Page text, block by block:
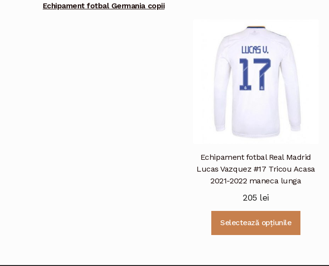
Echipament fotbal Real Madrid
Lucas Vazquez #17 Tricou Acasa
2021-2022 maneca lunga
205 lei
Selectează opțiunile
multe
Echipament fotbal Germania copii